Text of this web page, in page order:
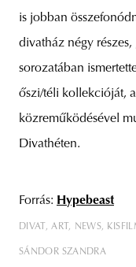
is jobban
divatház négy részes,
sorozatában
őszi/téli kollekcióját,
közreműködésével
Divathéten.
Forrás: Hypebeast
DIVAT ART NEWS
SÁNDOR SZANDRA